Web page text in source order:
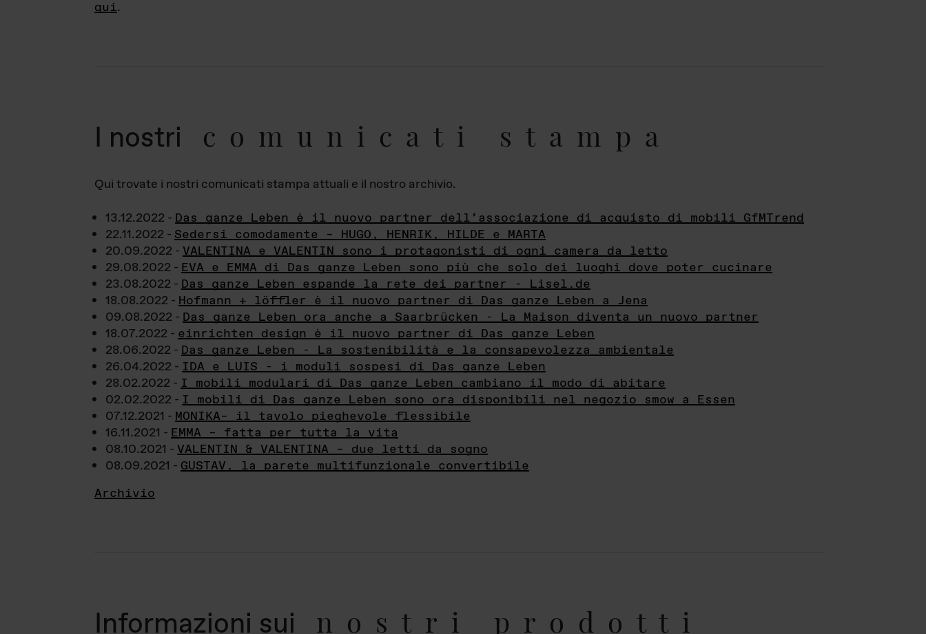
qui.
I nostri comunicati stampa
Qui trovate i nostri comunicati stampa attuali e il nostro archivio.
13.12.2022 - Das ganze Leben è il nuovo partner dell’associazione di acquisto di mobili GfMTrend
22.11.2022 - Sedersi comodamente – HUGO, HENRIK, HILDE e MARTA
20.09.2022 - VALENTINA e VALENTIN sono i protagonisti di ogni camera da letto
29.08.2022 - EVA e EMMA di Das ganze Leben sono più che solo dei luoghi dove poter cucinare
23.08.2022 - Das ganze Leben espande la rete dei partner - Lisel.de
18.08.2022 - Hofmann + löffler è il nuovo partner di Das ganze Leben a Jena
09.08.2022 - Das ganze Leben ora anche a Saarbrücken - La Maison diventa un nuovo partner
18.07.2022 - einrichten design è il nuovo partner di Das ganze Leben
28.06.2022 - Das ganze Leben - La sostenibilità e la consapevolezza ambientale
26.04.2022 - IDA e LUIS - i moduli sospesi di Das ganze Leben
28.02.2022 - I mobili modulari di Das ganze Leben cambiano il modo di abitare
02.02.2022 - I mobili di Das ganze Leben sono ora disponibili nel negozio smow a Essen
07.12.2021 - MONIKA– il tavolo pieghevole flessibile
16.11.2021 - EMMA – fatta per tutta la vita
08.10.2021 - VALENTIN & VALENTINA – due letti da sogno
08.09.2021 - GUSTAV, la parete multifunzionale convertibile
Archivio
Informazioni sui nostri prodotti